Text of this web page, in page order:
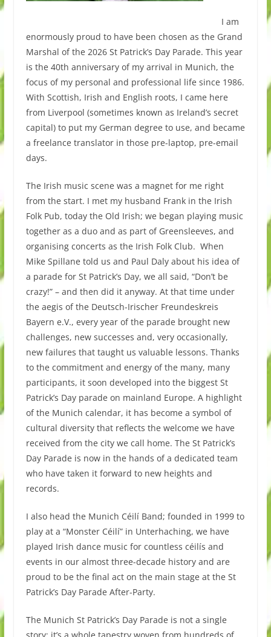
I am
enormously proud to have been chosen as the Grand
Marshal of the 2026 St Patrick’s Day Parade. This year
is the 40th anniversary of my arrival in Munich, the
focus of my personal and professional life since 1986.
With Scottish, Irish and English roots, I came here
from Liverpool (sometimes known as Ireland’s secret
capital) to put my German degree to use, and became
a freelance translator in those pre-laptop, pre-email
days.
The Irish music scene was a magnet for me right
from the start. I met my husband Frank in the Irish
Folk Pub, today the Old Irish; we began playing music
together as a duo and as part of Greensleeves, and
organising concerts as the Irish Folk Club. When
Mike Spillane told us and Paul Daly about his idea of
a parade for St Patrick’s Day, we all said, “Don’t be
crazy!” – and then did it anyway. At that time under
the aegis of the Deutsch-Irischer Freundeskreis
Bayern e.V., every year of the parade brought new
challenges, new successes and, very occasionally,
new failures that taught us valuable lessons. Thanks
to the commitment and energy of the many, many
participants, it soon developed into the biggest St
Patrick’s Day parade on mainland Europe. A highlight
of the Munich calendar, it has become a symbol of
cultural diversity that reflects the welcome we have
received from the city we call home. The St Patrick’s
Day Parade is now in the hands of a dedicated team
who have taken it forward to new heights and
records.
I also head the Munich Céilí Band; founded in 1999 to
play at a “Monster Céilí” in Unterhaching, we have
played Irish dance music for countless céilís and
events in our almost three-decade history and are
proud to be the final act on the main stage at the St
Patrick’s Day Parade After-Party.
The Munich St Patrick’s Day Parade is not a single
story; it’s a whole tapestry woven from hundreds of